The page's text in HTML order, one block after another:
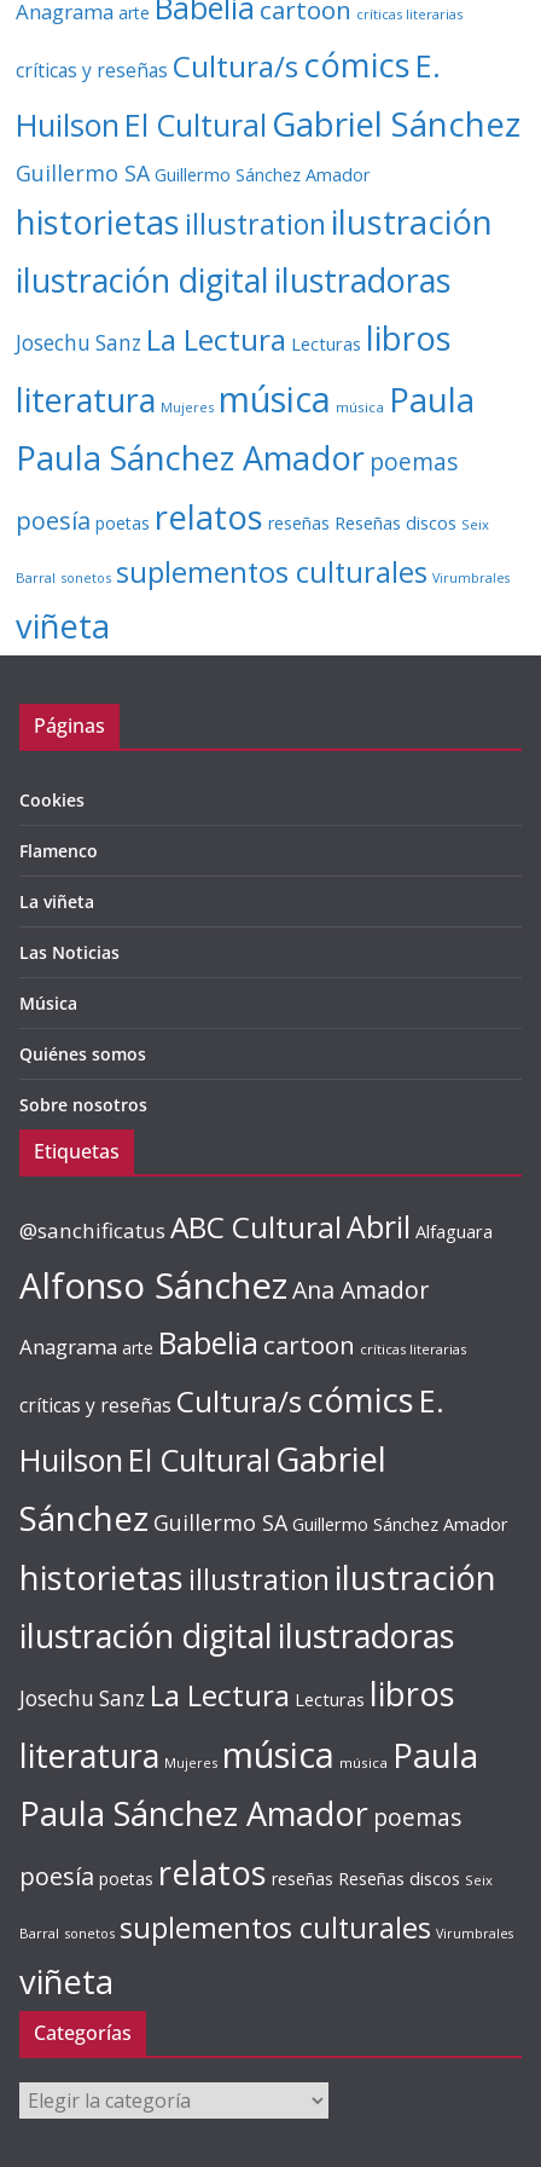
Anagrama arte Babelia cartoon críticas literarias
críticas y reseñas Cultura/s cómics E.
Huilson El Cultural Gabriel Sánchez
Guillermo SA Guillermo Sánchez Amador
historietas illustration ilustración
ilustración digital ilustradoras
Josechu Sanz La Lectura Lecturas libros
literatura Mujeres música música Paula
Paula Sánchez Amador poemas
poesía poetas relatos reseñas Reseñas discos Seix
Barral sonetos suplementos culturales Virumbrales
viñeta
Páginas
Cookies
Flamenco
La viñeta
Las Noticias
Música
Quiénes somos
Sobre nosotros
Etiquetas
@sanchificatus ABC CulturalAbril Alfaguara
Alfonso SánchezAna Amador
Anagrama arte Babelia cartoon críticas literarias
críticas y reseñas Cultura/s cómics E.
Huilson El Cultural Gabriel
Sánchez Guillermo SA Guillermo Sánchez Amador
historietas illustration ilustración
ilustración digital ilustradoras
Josechu Sanz La Lectura Lecturas libros
literatura Mujeres música música Paula
Paula Sánchez Amador poemas
poesía poetas relatos reseñas Reseñas discos Seix
Barral sonetos suplementos culturales Virumbrales
viñeta
Categorías
Categorías